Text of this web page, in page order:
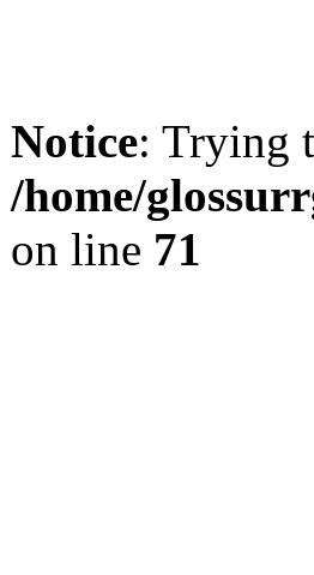
Notice: Trying
/home/
on line 71